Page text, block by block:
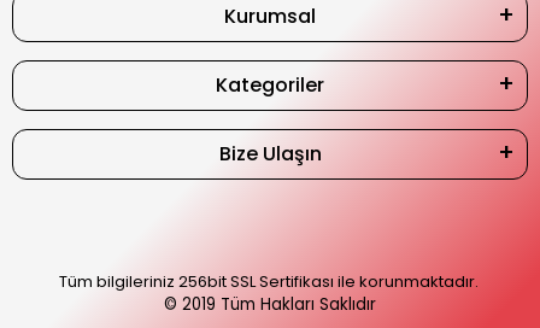
Kurumsal
Kategoriler
Bize Ulaşın
Tüm bilgileriniz 256bit SSL Sertifikası ile korunmaktadır.
© 2019 Tüm Hakları Saklıdır